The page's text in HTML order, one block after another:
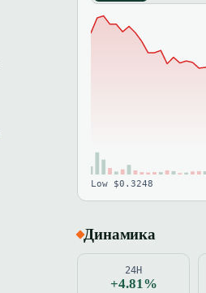
Low $0.3248
Динамика
24H
+4.81%